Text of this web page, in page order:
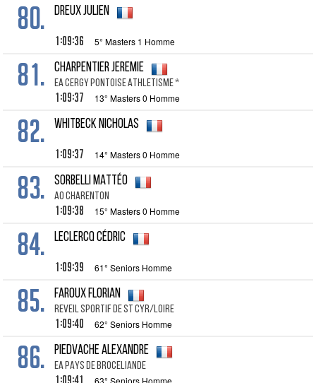
80. DREUX JULIEN
1:09:36 5° Masters 1 Homme
81. CHARPENTIER JEREMIE
EA CERGY PONTOISE ATHLETISME *
1:09:37 13° Masters 0 Homme
82. WHITBECK NICHOLAS
1:09:37 14° Masters 0 Homme
83. SORBELLI MATTÉO
AO CHARENTON
1:09:38 15° Masters 0 Homme
84. LECLERCQ CÉDRIC
1:09:39 61° Seniors Homme
85. FAROUX FLORIAN
REVEIL SPORTIF DE ST CYR/LOIRE
1:09:40 62° Seniors Homme
86. PIEDVACHE ALEXANDRE
EA PAYS DE BROCELIANDE
1:09:41 63° Seniors Homme